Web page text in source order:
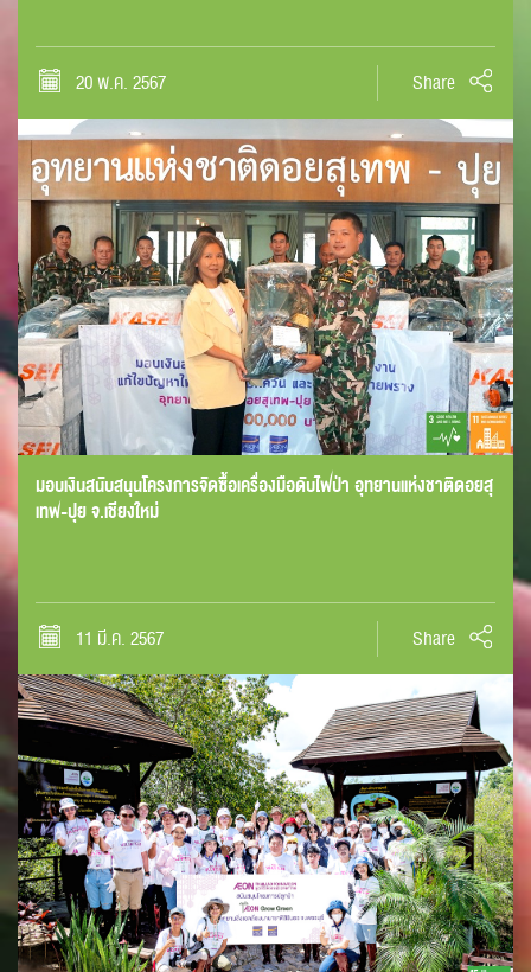
20 พ.ค. 2567 Share
มอบเงินสนับสนุนโครงการจัดซื้อเครื่องมือดับไฟป่า อุทยานแห่งชาติดอยสุ
เทพ-ปุย จ.เชียงใหม่
11 มี.ค. 2567 Share